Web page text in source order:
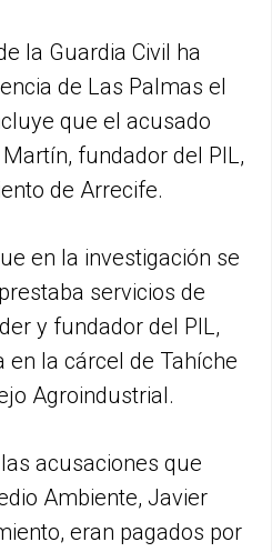
la Guardia Civil ha
de Las Palmas el
que el acusado
fundador del PIL,
de Arrecife.
en la investigación se
servicios de
y fundador del PIL,
la cárcel de Tahíche
Agroindustrial.
acusaciones que
Ambiente, Javier
eran pagados por